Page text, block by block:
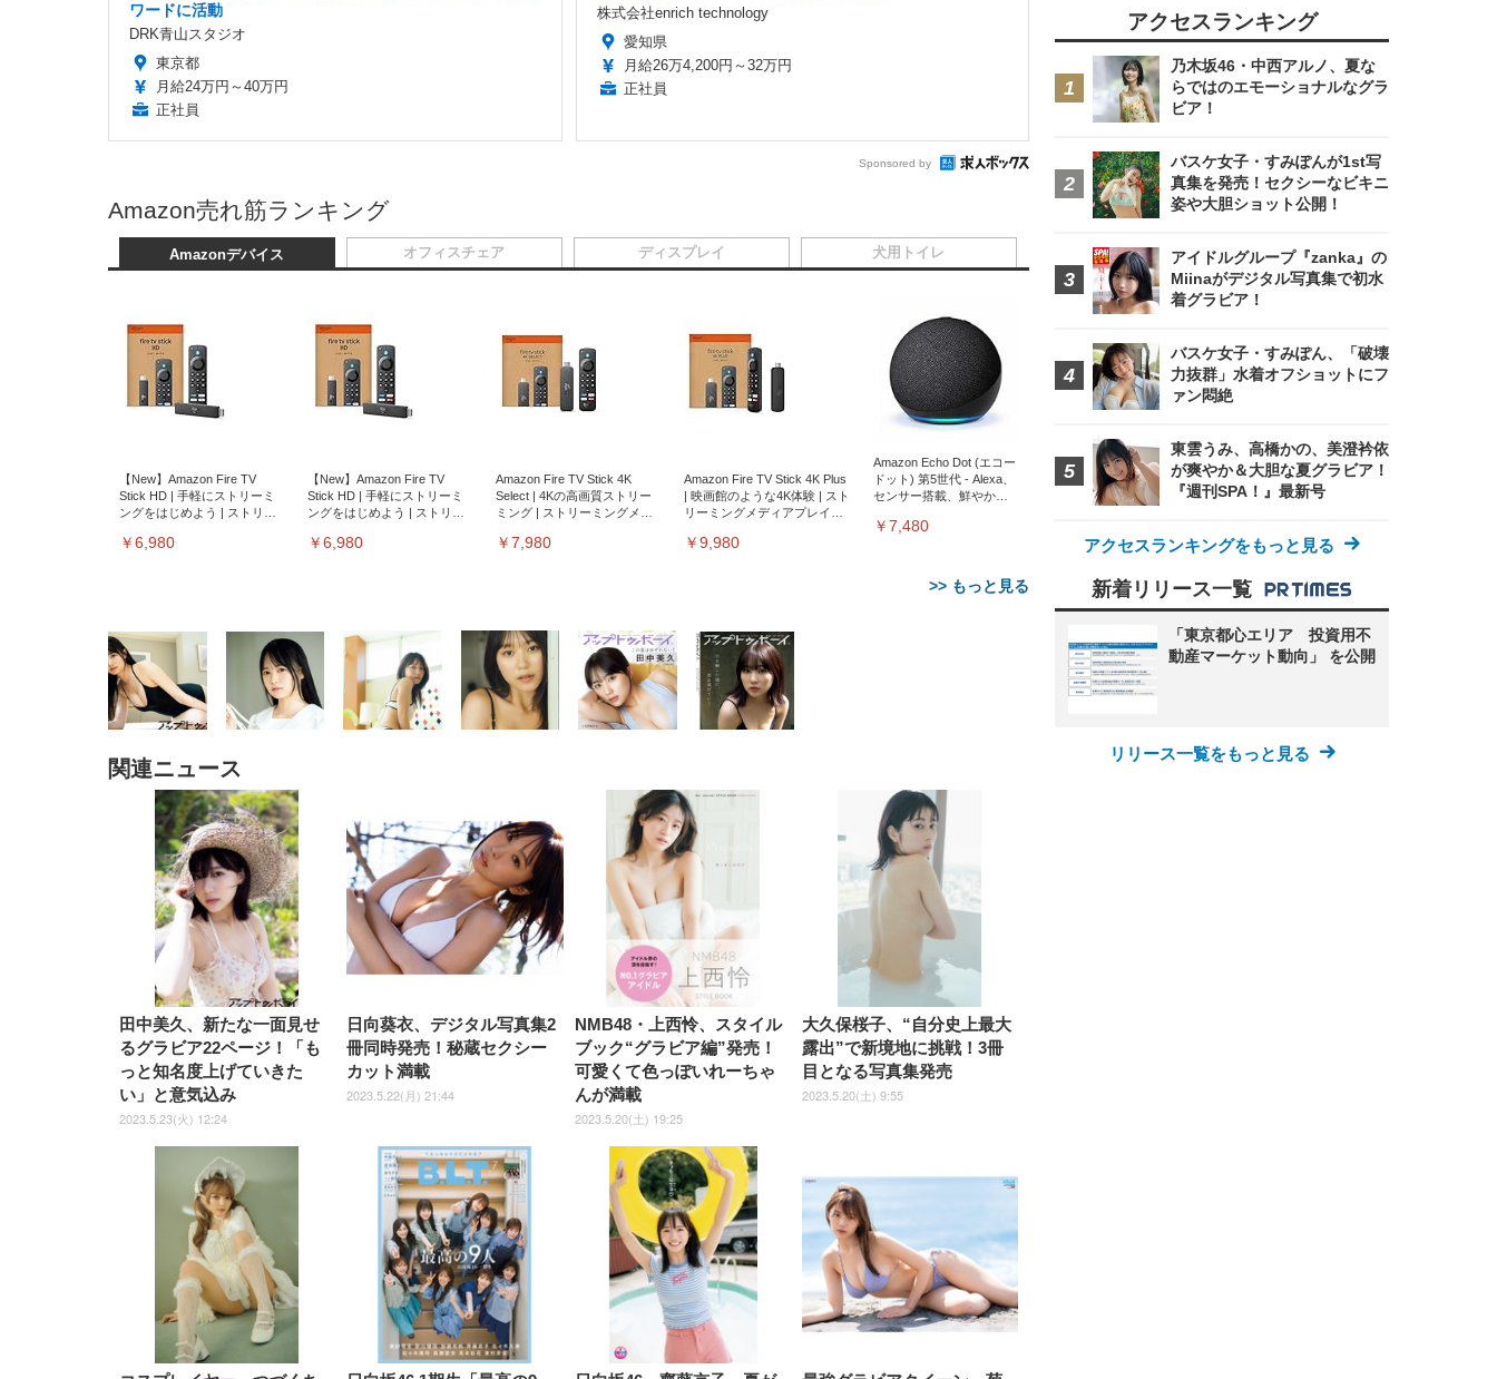
ワードに活動
DRK青山スタジオ
東京都
月給24万円～40万円
正社員
株式会社enrich technology
愛知県
月給26万4,200円～32万円
正社員
Sponsored by
Amazon売れ筋ランキング
Amazonデバイス
【New】Amazon Fire TV
Stick HD | 手軽にストリーミ
ングをはじめよう | ストリー
￥6,980
【New】Amazon Fire TV
Stick HD | 手軽にストリーミ
ングをはじめよう | ストリー
￥6,980
Amazon Fire TV Stick 4K
Select | 4Kの高画質ストリー
ミング | ストリーミングメデ
￥7,980
Amazon Fire TV Stick 4K Plus
| 映画館のような4K体験 | スト
リーミングメディアプレイヤ
￥9,980
Amazon Echo Dot (エコー
ドット) 第5世代 - Alexa、
センサー搭載、鮮やかな
￥7,480
>> もっと見る
オフィスチェア
[EdoErgo] オフィスチェア 椅
子 テレワーク 疲れない 跳ね
上げ式アームレスト コンパク
ト 約105度ロッキング pc 事務
椅子 360度回転 座面昇降 強化
ナイロン樹脂ベース 通気性メ
ッシュ 在宅ワーク H-
WY01(黒網+黒枠+黒足)
￥5,699
／デスクチェア メッシュチェ
ア 人間工学 疲れない ブラッ
￥27,999
Sezlife オフィスチェア デスク
チェア 疲れない テレワーク
チェア 強化バックレスト 30
度ロッキング機能 人間工学 椅
子 腰サポート 90度跳ね上げ
式アームレスト 3Dヘッドレス
ト ハンガー付き 高反発クッシ
ョン PCチェア 通気性メッシ
ュ ゲーミング/勉強/事務用 お
しゃれ パソコンチェア (ブラ
ック)
￥7,680
Sezlife オフィスチェア デスク
チェア 疲れない テレワーク
チェア 強化バックレスト 30度
ロッキング機能 人間工学 椅子
腰サポート 90度跳ね上げ式ア
ン PCチェア 通気性メッシュ
ゲーミング/勉強/事務用 おし
ゃれ パソコンチェア (ホワイ
ト)
￥7,680
ANDWINT オフィスチェ
ア デスクチェア 肘なし メ
ッシュ 通気性 ランバーサ
ポート付き 腰サポート ガ
ス圧無段階昇降 360度回
転 キャスター付き コンパ
クト 幅52×奥行58.5×高さ
84～96cm テレワーク 在
宅勤務 ブラック
￥4,139
ディスプレイ
EIZO ビジネス向けプレミア
ムモニター | FlexScan
EV3240X-WT | 31.5型4K
UHD・USB Type-C・ホワイ
￥105,595
EIZO ビジネス向けプレミア
ムモニター | FlexScan
EV2740X-WT | 27.0型4K
UHD・USB Type-C・ホワイ
ト
￥109,572
【純正品】27"ゲーミングモ
ク付き（CFI-ZDM1J）
￥49,979
【整備済み品】Dell
E2724HS 27インチ 液晶モ
ニター フル
HD（1920×1080）VA 非光
沢 HDMI/DisplayPort/VGA
スピーカー内蔵 高さ調整 ス
イベル VESA対応
ComfortView ビジネス向け
￥15,800
【MiniLED/24.5inch/280Hz/FHD】
GRAPHT THE SHOOTER
Gaming Monitor 24” Essential ゲ
ーミングモニター QD 24.5インチ
1ms FHD 量子ドット 残像低減 (3
年保証 | 輝点保証 | 日本メーカー)
￥34,980
犬用トイレ
Amazonベーシック ペットシ
ーツ 薄型 レギュラー 1回使い
捨て 無香料 ホワイト 300枚
￥3,373
ーツ 厚型 ワイド 42枚x2袋(84
枚) ホワイト(吸収面:ライトブ
￥3,234
ネオ・ルーライフ ネオ・オム
ツ L 中型犬用 26枚入り 単品
￥1,800
Smart Basic(スマートベーシ
ック) 【Amazon.co.jp限定】
Smart Basic アイリスオーヤマ
ペットシーツ 超厚型 お徳用
ワイド 100枚入 (x 1) (ケース
￥3,670
アイリスオーヤマ ペット
シーツ 超厚型 お徳用 レギ
ュラー 200枚入
【Amazon.co.jp限定】
￥3,731
関連ニュース
田中美久、新たな一面見せ
るグラビア22ページ！「も
っと知名度上げていきた
い」と意気込み
2023.5.23(火) 12:24
日向葵衣、デジタル写真集2
冊同時発売！秘蔵セクシー
カット満載
2023.5.22(月) 21:44
NMB48・上西怜、スタイル
ブック“グラビア編”発売！
可愛くて色っぽいれーちゃ
んが満載
2023.5.20(土) 19:25
大久保桜子、“自分史上最大
露出”で新境地に挑戦！3冊
目となる写真集発売
2023.5.20(土) 9:55
アクセスランキング
乃木坂46・中西アルノ、夏な
らではのエモーショナルなグラ
ビア！
バスケ女子・すみぽんが1st写
真集を発売！セクシーなビキニ
姿や大胆ショット公開！
アイドルグループ『zanka』の
Miinaがデジタル写真集で初水
着グラビア！
バスケ女子・すみぽん、「破壊
力抜群」水着オフショットにフ
ァン悶絶
東雲うみ、高橋かの、美澄衿依
が爽やか＆大胆な夏グラビア！
『週刊SPA！』最新号
アクセスランキングをもっと見る
新着リリース一覧
「東京都心エリア 投資用不
動産マーケット動向」 を公開
リリース一覧をもっと見る